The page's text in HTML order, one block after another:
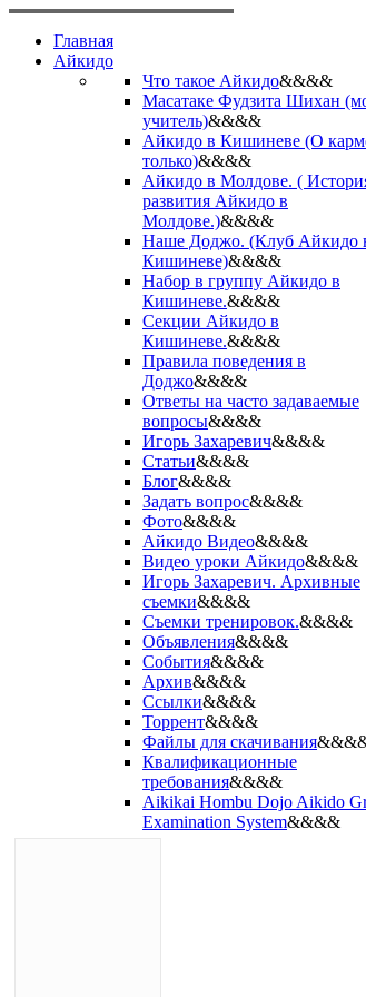
Главная
Айкидо
Что такое Айкидо&&&&
Масатаке Фудзита Шихан
учитель)&&&&
Айкидо в Кишиневе (О
только)&&&&
Айкидо в Молдове. (
развития Айкидо в
Молдове.)&&&&
Наше Доджо. (Клуб Айкидо
Кишиневе)&&&&
Набор в группу Айкидо в
Кишиневе.&&&&
Секции Айкидо в
Кишиневе.&&&&
Правила поведения в
Доджо&&&&
Ответы на часто задаваемые
вопросы&&&&
Игорь Захаревич&&&&
Статьи&&&&
Блог&&&&
Задать вопрос&&&&
Фото&&&&
Айкидо Видео&&&&
Видео уроки Айкидо&&&&
Игорь Захаревич. Архивные
съемки&&&&
Съемки тренировок.&&&&
Объявления&&&&
События&&&&
Архив&&&&
Ссылки&&&&
Торрент&&&&
Файлы для скачивания
Квалификационные
требования&&&&
Aikikai Hombu Dojo Aikido
Examination System&&&&